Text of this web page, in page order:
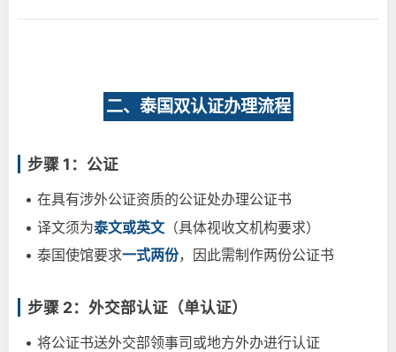
二、泰国双认证办理流程
步骤 1：公证
• 在具有涉外公证资质的公证处办理公证书
• 译文须为泰文或英文 （具体视收文机构要求）
• 泰国使馆要求一式两份，因此需制作两份公证书
步骤 2：外交部认证（单认证）
• 将公证书送外交部领事司或地方外办进行认证